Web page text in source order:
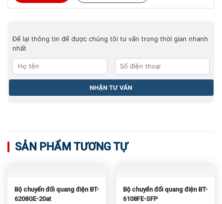
Để lại thông tin để được chúng tôi tư vấn trong thời gian nhanh
nhất
SẢN PHẨM TƯƠNG TỰ
Bộ chuyển đổi quang điện BT-
6208GE-20at
Bộ chuyển đổi quang điện BT-
6108FE-SFP